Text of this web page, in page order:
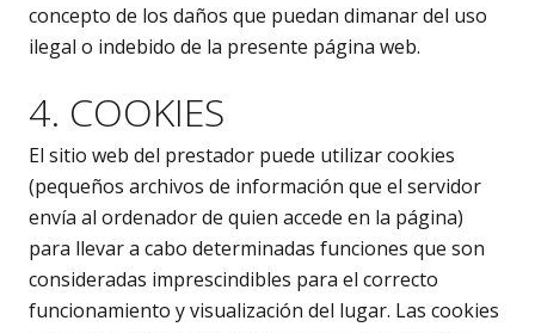
concepto de los daños que puedan dimanar del uso
ilegal o indebido de la presente página web.
4. COOKIES
El sitio web del prestador puede utilizar cookies
(pequeños archivos de información que el servidor
envía al ordenador de quien accede en la página)
para llevar a cabo determinadas funciones que son
consideradas imprescindibles para el correcto
funcionamiento y visualización del lugar. Las cookies